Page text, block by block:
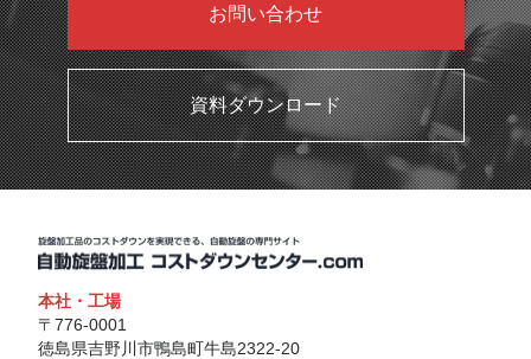
お問い合わせ
資料ダウンロード
本社・工場
〒776-0001
徳島県吉野川市鴨島町牛島2322-20